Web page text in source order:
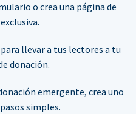
o crea una página de
llevar a tus lectores a tu
donación.
emergente, crea uno
simples.